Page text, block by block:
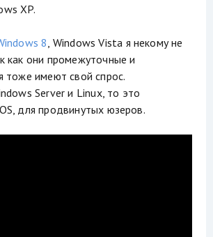
XP.
8 , Windows Vista я некому не
как они промежуточные и
тоже имеют свой спрос.
Server и Linux, то это
для продвинутых юзеров.